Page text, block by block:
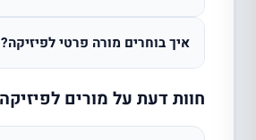
איך בוחרים מורה פרטי לפיזיקה?
חוות דעת על מורים לפיזיקה